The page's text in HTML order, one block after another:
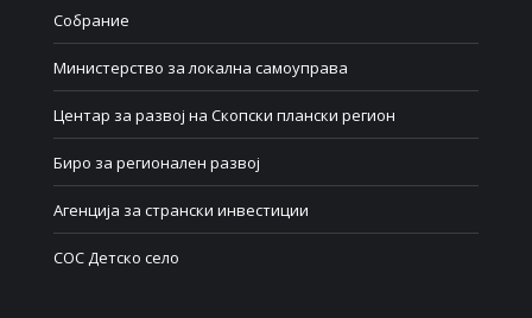
Собрание
Министерство за локална самоуправа
Центар за развој на Скопски плански регион
Биро за регионален развој
Агенција за странски инвестиции
СОС Детско село